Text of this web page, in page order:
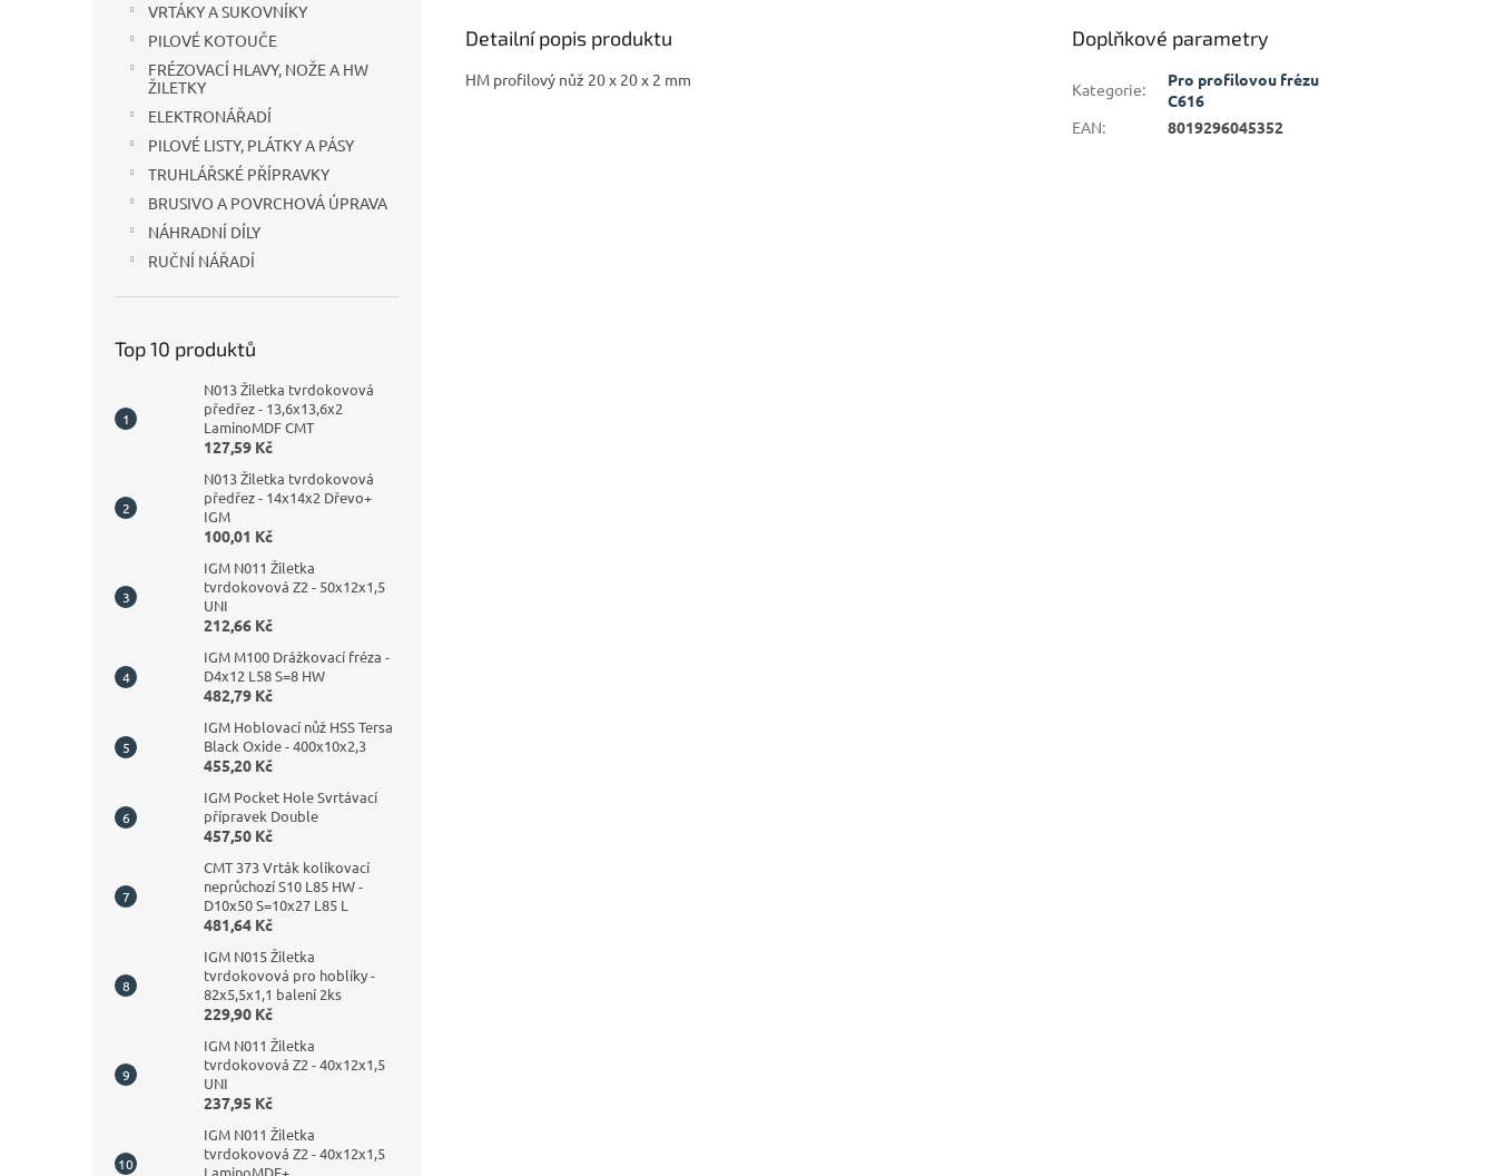
VRTÁKY A SUKOVNÍKY
PILOVÉ KOTOUČE
FRÉZOVACÍ HLAVY, NOŽE A HW
ŽILETKY
ELEKTRONÁŘADÍ
PILOVÉ LISTY, PLÁTKY A PÁSY
TRUHLÁŘSKÉ PŘÍPRAVKY
BRUSIVO A POVRCHOVÁ ÚPRAVA
NÁHRADNÍ DÍLY
RUČNÍ NÁŘADÍ
Top 10 produktů
N013 Žiletka tvrdokovová
předřez - 13,6x13,6x2
LaminoMDF CMT
127,59 Kč
N013 Žiletka tvrdokovová
předřez - 14x14x2 Dřevo+
IGM
100,01 Kč
IGM N011 Žiletka
tvrdokovová Z2 - 50x12x1,5
UNI
212,66 Kč
IGM M100 Drážkovací fréza -
D4x12 L58 S=8 HW
482,79 Kč
IGM Hoblovací nůž HSS Tersa
Black Oxide - 400x10x2,3
455,20 Kč
IGM Pocket Hole Svrtávací
přípravek Double
457,50 Kč
CMT 373 Vrták kolíkovací
neprůchozí S10 L85 HW -
D10x50 S=10x27 L85 L
481,64 Kč
IGM N015 Žiletka
tvrdokovová pro hoblíky -
82x5,5x1,1 balení 2ks
229,90 Kč
IGM N011 Žiletka
tvrdokovová Z2 - 40x12x1,5
UNI
237,95 Kč
IGM N011 Žiletka
tvrdokovová Z2 - 40x12x1,5
LaminoMDF+
Detailní popis produktu
HM profilový nůž 20 x 20 x 2 mm
Doplňkové parametry
Kategorie:
Pro profilovou frézu
C616
EAN: 8019296045352